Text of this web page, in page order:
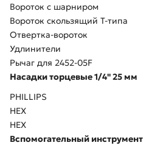
Вороток с шарниром
Вороток скользящий Т-типа
Отвертка-вороток
Удлинители
Рычаг для 2452-05F
Насадки торцевые 1/4" 25 мм
PHILLIPS
HEX
HEX
Вспомогательный инструмент